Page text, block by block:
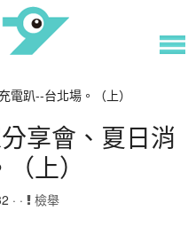
電趴--台北場。（上）
享會、夏日消
上）
· · 檢舉